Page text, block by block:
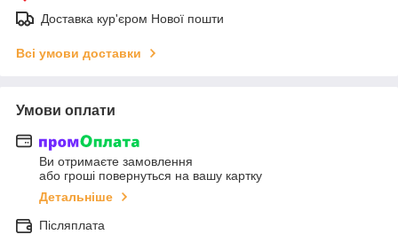
Доставка кур'єром Нової пошти
Всі умови доставки
Умови оплати
Ви отримаєте замовлення
або гроші повернуться на вашу картку
Детальніше
Післяплата